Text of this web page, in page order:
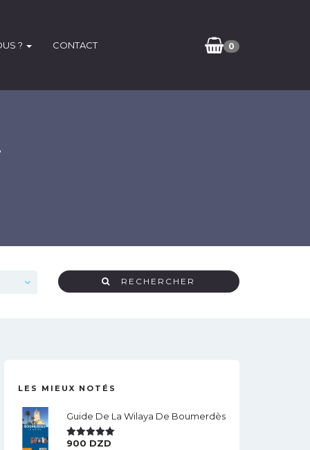
0
? CONTACT
RECHERCHER
LES MIEUX NOTÉS
Guide De La Wilaya De Boumerdès
Note
5.00
900 DZD